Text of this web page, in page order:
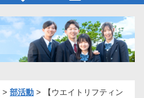
> 部活動 >
【ウエイトリフティン